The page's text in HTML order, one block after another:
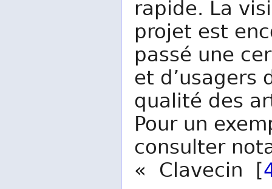
rapide. La
projet est
passé une
et d’usagers
qualité des
Pour un
consulter
« Clavecin [